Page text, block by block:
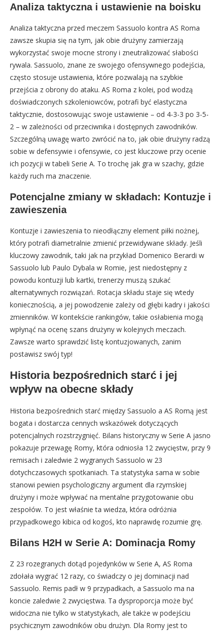
Analiza taktyczna i ustawienie na boisku
Analiza taktyczna przed meczem Sassuolo kontra AS Roma
zawsze skupia się na tym, jak obie drużyny zamierzają
wykorzystać swoje mocne strony i zneutralizować słabości
rywala. Sassuolo, znane ze swojego ofensywnego podejścia,
często stosuje ustawienia, które pozwalają na szybkie
przejścia z obrony do ataku. AS Roma z kolei, pod wodzą
doświadczonych szkoleniowców, potrafi być elastyczna
taktycznie, dostosowując swoje ustawienie – od 4-3-3 po 3-5-
2 – w zależności od przeciwnika i dostępnych zawodników.
Szczególną uwagę warto zwrócić na to, jak obie drużyny radzą
sobie w defensywie i ofensywie, co jest kluczowe przy ocenie
ich pozycji w tabeli Serie A. To trochę jak gra w szachy, gdzie
każdy ruch ma znaczenie.
Potencjalne zmiany w składach: Kontuzje i
zawieszenia
Kontuzje i zawieszenia to nieodłączny element piłki nożnej,
który potrafi diametralnie zmienić przewidywane składy. Jeśli
kluczowy zawodnik, taki jak na przykład Domenico Berardi w
Sassuolo lub Paulo Dybala w Romie, jest niedostępny z
powodu kontuzji lub kartki, trenerzy muszą szukać
alternatywnych rozwiązań. Rotacja składu staje się wtedy
koniecznością, a jej powodzenie zależy od głębi kadry i jakości
zmienników. W kontekście rankingów, takie osłabienia mogą
wpłynąć na ocenę szans drużyny w kolejnych meczach.
Zawsze warto sprawdzić listę kontuzjowanych, zanim
postawisz swój typ!
Historia bezpośrednich starć i jej
wpływ na obecne składy
Historia bezpośrednich starć między Sassuolo a AS Romą jest
bogata i dostarcza cennych wskazówek dotyczących
potencjalnych rozstrzygnięć. Bilans historyczny w Serie A jasno
pokazuje przewagę Romy, która odniosła 12 zwycięstw, przy 9
remisach i zaledwie 2 wygranych Sassuolo w 23
dotychczasowych spotkaniach. Ta statystyka sama w sobie
stanowi pewien psychologiczny argument dla rzymskiej
drużyny i może wpływać na mentalne przygotowanie obu
zespołów. To jest właśnie ta wiedza, która odróżnia
przypadkowego kibica od kogoś, kto naprawdę rozumie grę.
Bilans H2H w Serie A: Dominacja Romy
Z 23 rozegranych dotąd pojedynków w Serie A, AS Roma
zdołała wygrać 12 razy, co świadczy o jej dominacji nad
Sassuolo. Remis padł w 9 przypadkach, a Sassuolo ma na
koncie zaledwie 2 zwycięstwa. Ta dysproporcja może być
widoczna nie tylko w statystykach, ale także w podejściu
psychicznym zawodników obu drużyn. Dla Romy jest to